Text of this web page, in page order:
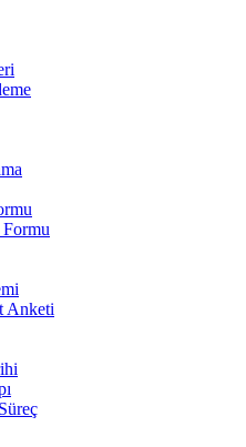
Anketi